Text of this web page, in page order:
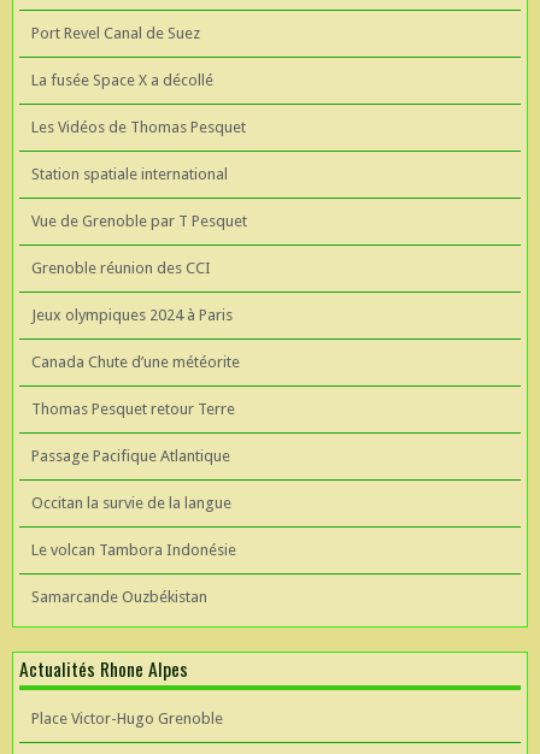
Port Revel Canal de Suez
La fusée Space X a décollé
Les Vidéos de Thomas Pesquet
Station spatiale international
Vue de Grenoble par T Pesquet
Grenoble réunion des CCI
Jeux olympiques 2024 à Paris
Canada Chute d’une météorite
Thomas Pesquet retour Terre
Passage Pacifique Atlantique
Occitan la survie de la langue
Le volcan Tambora Indonésie
Samarcande Ouzbékistan
Actualités Rhone Alpes
Place Victor-Hugo Grenoble